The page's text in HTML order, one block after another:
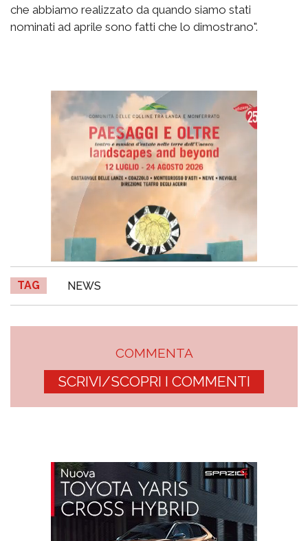
che abbiamo realizzato da quando siamo stati
nominati ad aprile sono fatti che lo dimostrano".
TAG NEWS
COMMENTA
SCRIVI/SCOPRI I COMMENTI